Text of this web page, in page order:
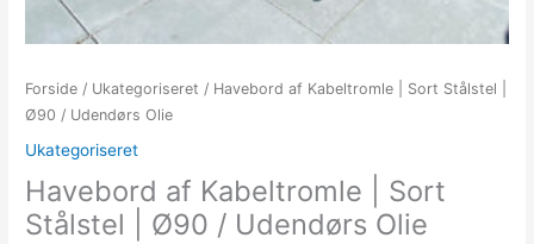
Forside / Ukategoriseret / Havebord af Kabeltromle | Sort Stålstel |
Ø90 / Udendørs Olie
Ukategoriseret
Havebord af Kabeltromle | Sort
Stålstel | Ø90 / Udendørs Olie